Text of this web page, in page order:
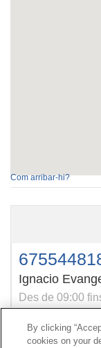
Com arribar-hi?
Ignacio
Des de 09:00
By clicking
cookies on your